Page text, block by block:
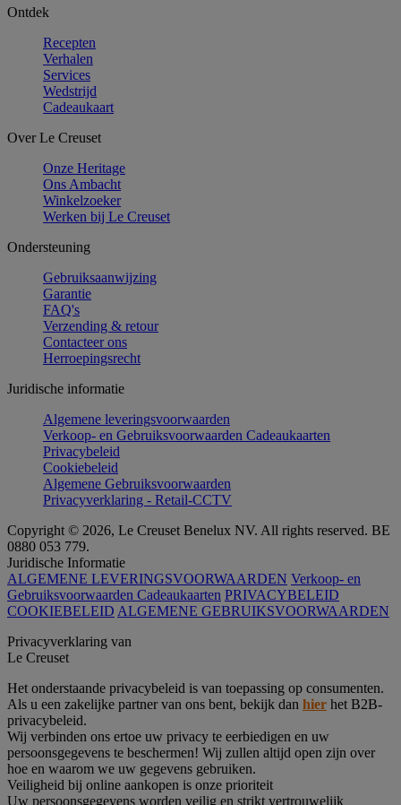
Ontdek
Recepten
Verhalen
Services
Wedstrijd
Cadeaukaart
Over Le Creuset
Onze Heritage
Ons Ambacht
Winkelzoeker
Werken bij Le Creuset
Ondersteuning
Gebruiksaanwijzing
Garantie
FAQ's
Verzending & retour
Contacteer ons
Herroepingsrecht
Juridische informatie
Algemene leveringsvoorwaarden
Verkoop- en Gebruiksvoorwaarden Cadeaukaarten
Privacybeleid
Cookiebeleid
Algemene Gebruiksvoorwaarden
Privacyverklaring - Retail-CCTV
Copyright © 2026, Le Creuset Benelux NV. All rights reserved. BE
0880 053 779.
Juridische Informatie
ALGEMENE LEVERINGSVOORWAARDEN Verkoop- en
Gebruiksvoorwaarden Cadeaukaarten PRIVACYBELEID
COOKIEBELEID ALGEMENE GEBRUIKSVOORWAARDEN
Privacyverklaring van
Le Creuset
Het onderstaande privacybeleid is van toepassing op consumenten.
Als u een zakelijke partner van ons bent, bekijk dan hier het B2B-
privacybeleid.
Wij verbinden ons ertoe uw privacy te eerbiedigen en uw
persoonsgegevens te beschermen! Wij zullen altijd open zijn over
hoe en waarom we uw gegevens gebruiken.
Veiligheid bij online aankopen is onze prioriteit
Uw persoonsgegevens worden veilig en strikt vertrouwelijk